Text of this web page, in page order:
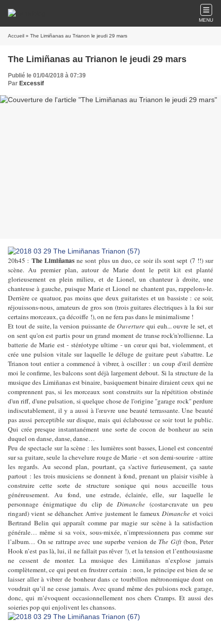
MENU
Accueil » The Limiñanas au Trianon le jeudi 29 mars
The Limiñanas au Trianon le jeudi 29 mars
Publié le 01/04/2018 à 07:39
Par Excessif
20h45 : The Limiñanasne sont plus un duo, ce soir ils sont sept (7 !!) sur
scène. Au premier plan, autour de Marie dont le petit kit est planté
glorieusement en plein milieu, et de Lionel, un chanteur à droite, une
chanteuse à gauche, puisque Marie et Lionel ne chantent pas, rappelons-le.
Derrière ce quatuor, pas moins que deux guitaristes et un bassiste : ce soir,
réjouissons-nous, amateurs de gros son (trois guitares électriques à la foi sur
certains morceaux, ça décoiffe !), on ne fera pas dans le minimalisme !
Et tout de suite, la version puissante de Ouverturequi euh... ouvre le set, et
on sent qu'on est partis pour un grand moment de transe rock'n'rollienne. La
batterie de Marie est - stéréotype ultime - un cœur qui bat, violemment, et
crée une pulsion vitale sur laquelle le déluge de guitare peut s'abattre. Le
Trianon tout entier a commencé à vibrer, à osciller : un coup d'œil derrière
moi le confirme, les balcons sont déjà largement debout. Si la structure de la
musique des Limiñanas est binaire, basiquement binaire diraient ceux qui ne
comprennent pas, si les morceaux sont construits sur la répétition obstinée
d'un riff, d'une pulsation, si quelque chose de l'origine "garage rock" perdure
indiscutablement, il y a aussi à l'œuvre une beauté terrassante. Une beauté
pas aussi perceptible sur disque, mais qui éclabousse ce soir tout le public.
Qui crée presque instantanément une sorte de cocon de bonheur au sein
duquel on danse, danse, danse…
Peu de spectacle sur la scène : les lumières sont basses, Lionel est concentré
sur sa guitare, seule la chevelure rouge de Marie - et son demi-sourire - attire
les regards. Au second plan, pourtant, ça s'active furieusement, ça saute
partout : les trois musiciens se donnent à fond, prenant un plaisir visible à
construire cette sorte de structure sonique qui nous accueille tous
généreusement. Au fond, une estrade, éclairée, elle, sur laquelle le
personnage énigmatique du clip deDimanche (costar-cravate un peu
ringard) vient se déhancher. Arrive justement le fameuxDimanche et voici
Bertrand Belin qui apparaît comme par magie sur scène à la satisfaction
générale… même si sa voix, sous-mixée, n’impressionnera pas comme sur
l’album… On se rattrape avec une superbe version de The Gift(bon, Peter
Hook n’est pas là, lui, il ne fallait pas rêver !), et la tension et l’enthousiasme
ne cessent de monter. La musique des Limiñanas n’explose jamais
complètement, ce qui peut en frustrer certain : non, le principe est bien de se
laisser aller à vibrer de bonheur dans ce tourbillon métronomique dont on
voudrait qu’il ne cesse jamais. Avec quand même des pulsions rock garage,
donc, qui m’évoquent occasionnellement nos chers Cramps. Et aussi des
soieries pop qui enjolivent les chansons.